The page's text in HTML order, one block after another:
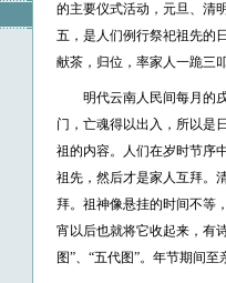
的主要仪式活动，元旦、清
五，是人们例行祭祀祖先的
献茶，归位，率家人一跪三
明代云南人民间每月的
门，亡魂得以出入，所以是
祖的内容。人们在岁时节序
祖先，然后才是家人互拜。
拜。祖神像悬挂的时间不等
宵以后也就将它收起来，有
图”、“五代图”。年节期间